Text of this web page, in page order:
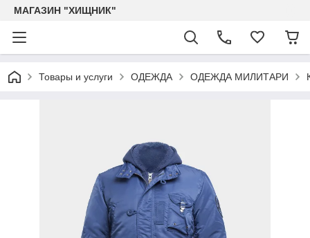
МАГАЗИН "ХИЩНИК"
Товары и услуги ОДЕЖДА ОДЕЖДА МИЛИТАРИ